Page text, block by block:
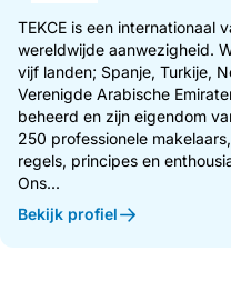
TEKCE is een internationaal
wereldwijde aanwezigheid.
vijf landen; Spanje, Turkije,
Verenigde Arabische
beheerd en zijn eigendom
250 professionele
regels, principes en
Ons...
Bekijk profiel